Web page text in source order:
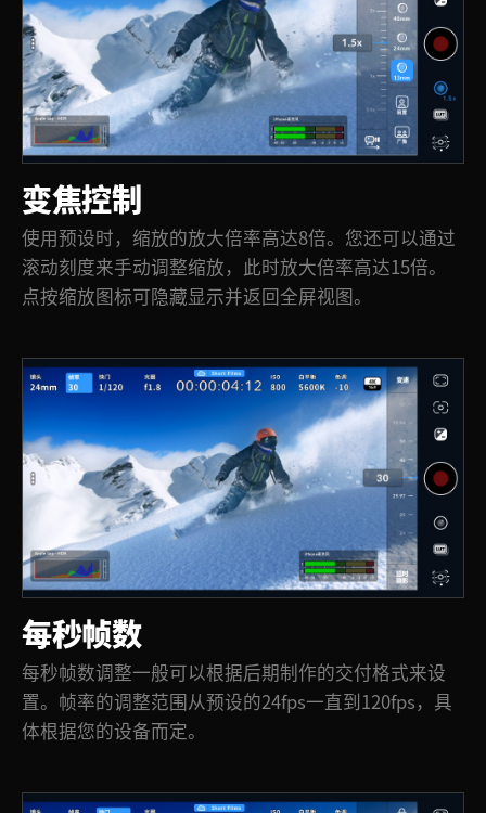
变焦控制
使用预设时，缩放的放大倍率高达8倍。您还可以通过
滚动刻度来手动调整缩放，此时放大倍率高达15倍。
点按缩放图标可隐藏显示并返回全屏视图。
每秒帧数
每秒帧数调整一般可以根据后期制作的交付格式来设
置。帧率的调整范围从预设的24fps一直到120fps，具
体根据您的设备而定。